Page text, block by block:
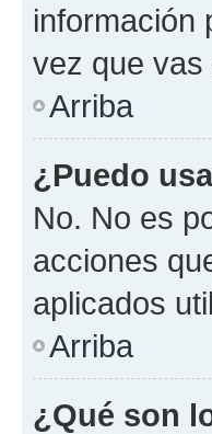
información
vez que
Arriba
¿Puedo
No. No es
acciones
aplicados
Arriba
¿Qué son